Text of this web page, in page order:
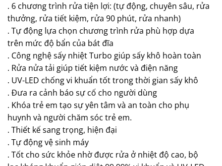
. 6 chương trình rửa tiện lợi: (tự động, chuyên sâu, rửa
thưởng, rửa tiết kiệm, rửa 90 phút, rửa nhanh)
. Tự động lựa chọn chương trình rửa phù hợp dựa
trên mức độ bẩn của bát đĩa
. Công nghệ sấy nhiệt Turbo giúp sấy khô hoàn toàn
. Rửa nửa tải giúp tiết kiệm nước và điện năng
. UV-LED chống vi khuẩn tốt trong thời gian sấy khô
. Đưa ra cảnh báo sự cố cho người dùng
. Khóa trẻ em tạo sự yên tâm và an toàn cho phụ
huynh và người chăm sóc trẻ em.
. Thiết kế sang trọng, hiện đại
. Tự động vệ sinh máy
. Tốt cho sức khỏe nhờ được rửa ở nhiệt độ cao, bộ